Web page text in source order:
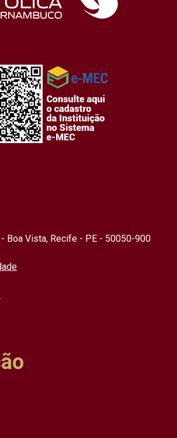
Boa Vista, Recife - PE - 50050-900